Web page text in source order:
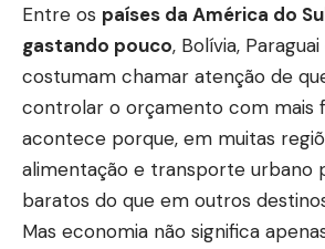
Entre os países da América do
gastando pouco, Bolívia,
costumam chamar atenção de
controlar o orçamento com mais
acontece porque, em muitas
alimentação e transporte urbano
baratos do que em outros
Mas economia não significa